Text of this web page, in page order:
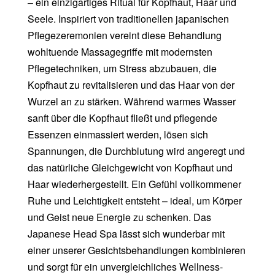
Seele. Inspiriert von traditionellen japanischen
Pflegezeremonien vereint diese Behandlung
wohltuende Massagegriffe mit modernsten
Pflegetechniken, um Stress abzubauen, die
Kopfhaut zu revitalisieren und das Haar von der
Wurzel an zu stärken. Während warmes Wasser
sanft über die Kopfhaut fließt und pflegende
Essenzen einmassiert werden, lösen sich
Spannungen, die Durchblutung wird angeregt und
das natürliche Gleichgewicht von Kopfhaut und
Haar wiederhergestellt. Ein Gefühl vollkommener
Ruhe und Leichtigkeit entsteht – ideal, um Körper
und Geist neue Energie zu schenken. Das
Japanese Head Spa lässt sich wunderbar mit
einer unserer Gesichtsbehandlungen kombinieren
und sorgt für ein unvergleichliches Wellness-